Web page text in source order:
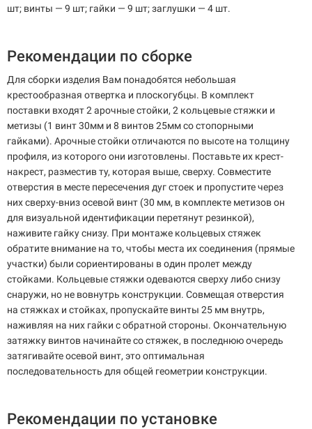
шт; винты — 9 шт; гайки — 9 шт; заглушки — 4 шт.
Рекомендации по сборке
Для сборки изделия Вам понадобятся небольшая
крестообразная отвертка и плоскогубцы. В комплект
поставки входят 2 арочные стойки, 2 кольцевые стяжки и
метизы (1 винт 30мм и 8 винтов 25мм со стопорными
гайками). Арочные стойки отличаются по высоте на толщину
профиля, из которого они изготовлены. Поставьте их крест-
накрест, разместив ту, которая выше, сверху. Совместите
отверстия в месте пересечения дуг стоек и пропустите через
них сверху-вниз осевой винт (30 мм, в комплекте метизов он
для визуальной идентификации перетянут резинкой),
наживите гайку снизу. При монтаже кольцевых стяжек
обратите внимание на то, чтобы места их соединения (прямые
участки) были сориентированы в один пролет между
стойками. Кольцевые стяжки одеваются сверху либо снизу
снаружи, но не вовнутрь конструкции. Совмещая отверстия
на стяжках и стойках, пропускайте винты 25 мм внутрь,
наживляя на них гайки с обратной стороны. Окончательную
затяжку винтов начинайте со стяжек, в последнюю очередь
затягивайте осевой винт, это оптимальная
последовательность для общей геометрии конструкции.
Рекомендации по установке